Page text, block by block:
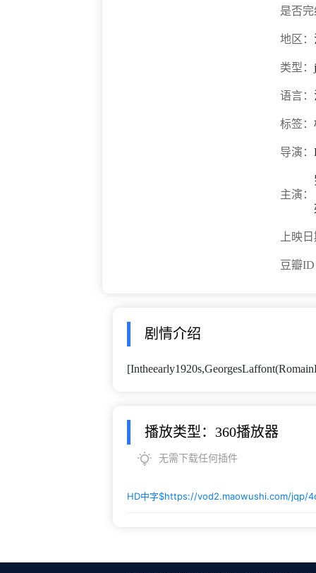
是否
地区：
类型：
语言：
标签：
导演：
主演：
上映
豆瓣
剧情介绍
播放类型：360播放器
无需下载任何插件
HD中字$https://vod2.maowushi.com/jqp/